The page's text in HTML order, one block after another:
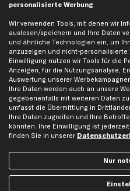
Versand
Artikel, Teile, Original und Bestell-Nr.
keine Herkunftsbezeichnungen. Die
Markennamen erfolgt nur zu Zwecken der
bis zur Bezahlung unser Eigentum.
Die hier dargestellten Daten,
vervielfältigt werden. Die Vervielfältigung
Datenbank ohne vorherige Einwilligung
personalisierte Werbung
Wir verwenden Tools, mit denen wir
auslesen/speichern und Ihre Daten
und ähnliche Technologien ein, um
anzuzeigen und nicht-personalisierte
Einwilligung nutzen wir Tools für die
Anzeigen, für die Nutzungsanalyse,
Auswertung unserer
Ihre Daten werden auch an unsere
gegebenenfalls mit weiteren Daten
umfasst die Übermittlung in
Ihre Daten zugreifen und Ihre
könnten. Ihre Einwilligung ist
finden Sie in unserer
Nur